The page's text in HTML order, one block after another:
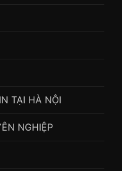
TẠI HÀ NỘI
NGHIỆP